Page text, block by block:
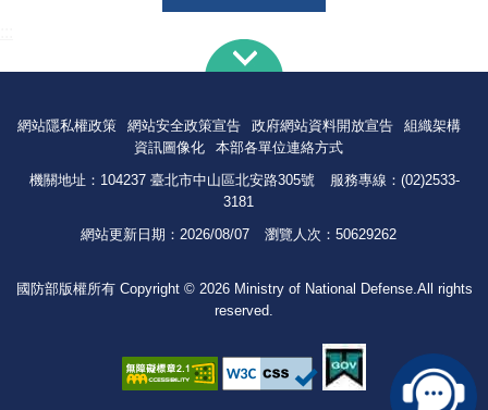
網站隱私權政策 網站安全政策宣告 政府網站資料開放宣告
組織架構
資訊圖像化
本部各單位連絡方式
機關地址：104237 臺北市中山區北安路305號
服務專線：(02)2533-
3181
網站更新日期： 2026/08/07 瀏覽人次： 50629262
國防部版權所有 Copyright © 2026 Ministry of National Defense.All rights
reserved.